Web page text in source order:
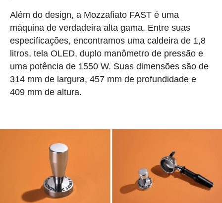
Além do design, a Mozzafiato FAST é uma
máquina de verdadeira alta gama. Entre suas
especificações, encontramos uma caldeira de 1,8
litros, tela OLED, duplo manômetro de pressão e
uma potência de 1550 W. Suas dimensões são de
314 mm de largura, 457 mm de profundidade e
409 mm de altura.